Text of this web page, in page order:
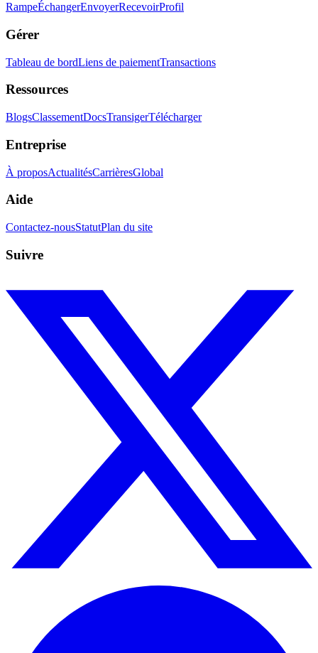
RampeÉchangerEnvoyerRecevoirProfil
Gérer
Tableau de bordLiens de paiementTransactions
Ressources
BlogsClassementDocsTransigerTélécharger
Entreprise
À proposActualitésCarrièresGlobal
Aide
Contactez-nousStatutPlan du site
Suivre